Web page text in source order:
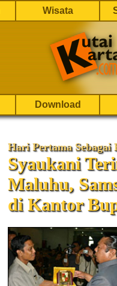
Wisata
Download
Hari Pertama
Syaukani
Maluhu,
di Kantor